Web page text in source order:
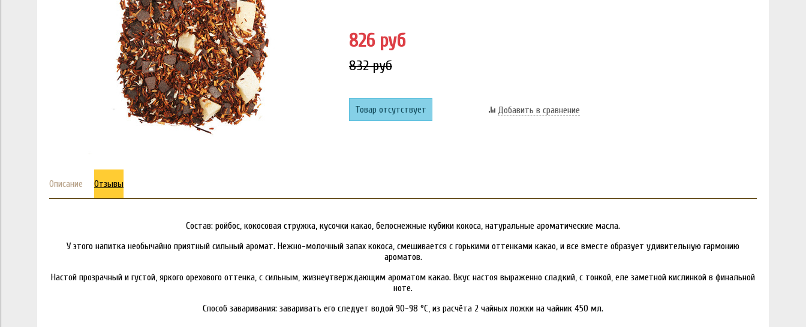
826 руб
832 руб
Товар отсутствует Добавить в сравнение
Описание Отзывы
Состав: ройбос, кокосовая стружка, кусочки какао, белоснежные кубики кокоса, натуральные ароматические масла.
У этого напитка необычайно приятный сильный аромат. Нежно-молочный запах кокоса, смешивается с горькими оттенками какао, и все вместе образует удивительную гармонию
ароматов.
Настой прозрачный и густой, яркого орехового оттенка, с сильным, жизнеутверждающим ароматом какао. Вкус настоя выраженно сладкий, с тонкой, еле заметной кислинкой в финальной
ноте.
Способ заваривания: заваривать его следует водой 90-98 °C, из расчёта 2 чайных ложки на чайник 450 мл.